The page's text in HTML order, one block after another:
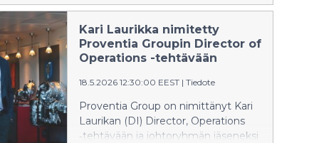
Kari Laurikka nimitetty
Proventia Groupin Director of
Operations -tehtävään
18.5.2026 12:30:00 EEST | Tiedote
Proventia Group on nimittänyt Kari
Laurikan (DI) Director, Operations
‑tehtävään ja johtoryhmän jäseneksi